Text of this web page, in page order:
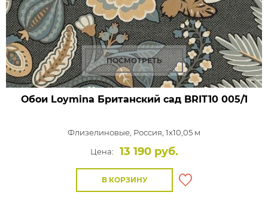
ПОСМОТРЕТЬ
Обои Loymina Британский садBRIT10 005/1
Флизелиновые, Россия, 1x10,05 м
Цена:
13 190 руб.
В КОРЗИНУ